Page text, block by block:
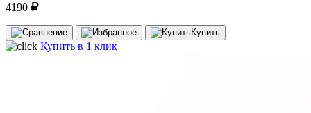
4190
Купить
Купить в 1 клик